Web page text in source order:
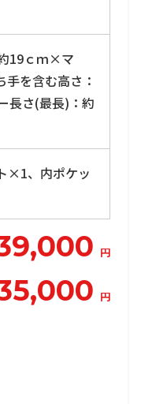
19ｃｍ×マ
を含む高さ：
長さ(最長)：約
×1、内ポケッ
円
円